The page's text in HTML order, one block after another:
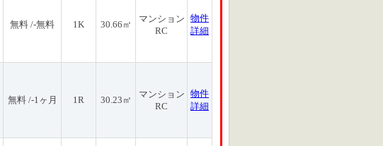
無料 /-無料 1K 30.66㎡
マンション
RC
物件
詳細
無料 /-1ヶ月 1R 30.23㎡
マンション
RC
物件
詳細